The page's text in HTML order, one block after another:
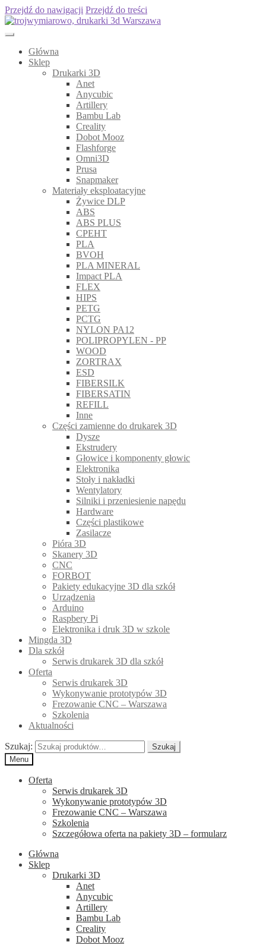
Przejdź do nawigacji Przejdź do treści
Główna
Sklep
Drukarki 3D
Anet
Anycubic
Artillery
Bambu Lab
Creality
Dobot Mooz
Flashforge
Omni3D
Prusa
Snapmaker
Materiały eksploatacyjne
Żywice DLP
ABS
ABS PLUS
CPEHT
PLA
BVOH
PLA MINERAL
Impact PLA
FLEX
HIPS
PETG
PCTG
NYLON PA12
POLIPROPYLEN - PP
WOOD
ZORTRAX
ESD
FIBERSILK
FIBERSATIN
REFILL
Inne
Części zamienne do drukarek 3D
Dysze
Ekstrudery
Głowice i komponenty głowic
Elektronika
Stoły i nakładki
Wentylatory
Silniki i przeniesienie napędu
Hardware
Części plastikowe
Zasilacze
Pióra 3D
Skanery 3D
CNC
FORBOT
Pakiety edukacyjne 3D dla szkół
Urządzenia
Arduino
Raspbery Pi
Elektronika i druk 3D w szkole
Mingda 3D
Dla szkół
Serwis drukarek 3D dla szkół
Oferta
Serwis drukarek 3D
Wykonywanie prototypów 3D
Frezowanie CNC – Warszawa
Szkolenia
Aktualności
Szukaj:
Szukaj
Menu
Oferta
Serwis drukarek 3D
Wykonywanie prototypów 3D
Frezowanie CNC – Warszawa
Szkolenia
Szczegółowa oferta na pakiety 3D – formularz
Główna
Sklep
Drukarki 3D
Anet
Anycubic
Artillery
Bambu Lab
Creality
Dobot Mooz